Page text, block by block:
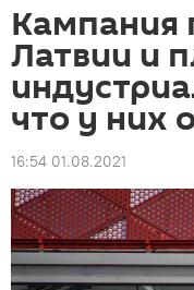
Кампания
Латвии и
что у них
16:54 01.08.2021